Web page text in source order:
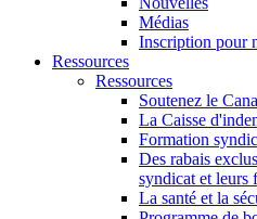
Médias
Inscription pour
Ressources
Ressources
Soutenez le
La Caisse
Formation
Des rabais
syndicat et leurs
La santé et la